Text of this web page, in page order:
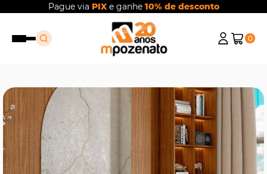
Pague via PIXe ganhe 10% de desconto
0